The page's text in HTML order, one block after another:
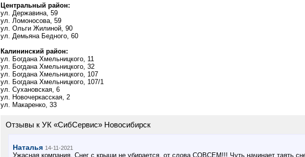
Центральный район:
ул. Державина, 59
ул. Ломоносова, 59
ул. Ольги Жилиной, 90
ул. Демьяна Бедного, 60
Калининский район:
ул. Богдана Хмельницкого, 11
ул. Богдана Хмельницкого, 32
ул. Богдана Хмельницкого, 107
ул. Богдана Хмельницкого, 107/1
ул. Сухановская, 6
ул. Новочеркасская, 2
ул. Макаренко, 33
Отзывы к УК «СибСервис» Новосибирск
Наталья 14-11-2021
Ужасная компания. Снег с крыши не убирается, от слова СОВСЕМ!!! Чуть начинает таять